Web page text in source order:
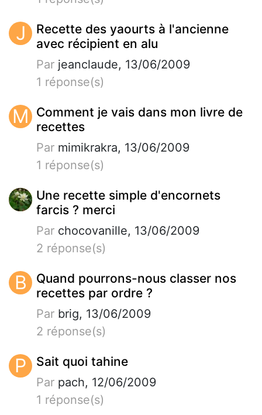
J
Recette des yaourts à l'ancienne
avec récipient en alu
Par jeanclaude, 13/06/2009
1 réponse(s)
M Comment je vais dans mon livre de
recettes
Par mimikrakra, 13/06/2009
1 réponse(s)
Une recette simple d'encornets
farcis ? merci
Par chocovanille, 13/06/2009
2 réponse(s)
B
Quand pourrons-nous classer nos
recettes par ordre ?
Par brig, 13/06/2009
2 réponse(s)
P Sait quoi tahine
Par pach, 12/06/2009
1 réponse(s)